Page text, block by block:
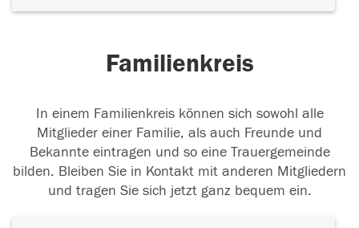
Familienkreis
In einem Familienkreis können sich sowohl alle
Mitglieder einer Familie, als auch Freunde und
Bekannte eintragen und so eine Trauergemeinde
bilden. Bleiben Sie in Kontakt mit anderen Mitgliedern
und tragen Sie sich jetzt ganz bequem ein.